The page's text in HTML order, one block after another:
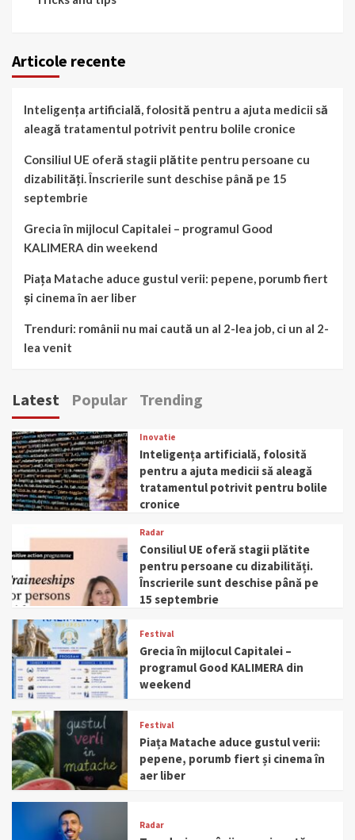
Articole recente
Inteligența artificială, folosită pentru a ajuta medicii să
aleagă tratamentul potrivit pentru bolile cronice
Consiliul UE oferă stagii plătite pentru persoane cu
dizabilități. Înscrierile sunt deschise până pe 15
septembrie
Grecia în mijlocul Capitalei – programul Good
KALIMERA din weekend
Piața Matache aduce gustul verii: pepene, porumb fiert
și cinema în aer liber
Trenduri: românii nu mai caută un al 2-lea job, ci un al 2-
lea venit
Latest Popular Trending
Inovatie
Inteligența artificială, folosită
pentru a ajuta medicii să aleagă
tratamentul potrivit pentru bolile
cronice
Radar
Consiliul UE oferă stagii plătite
pentru persoane cu dizabilități.
Înscrierile sunt deschise până pe
15 septembrie
Festival
Grecia în mijlocul Capitalei –
programul Good KALIMERA din
weekend
Festival
Piața Matache aduce gustul verii:
pepene, porumb fiert și cinema în
aer liber
Radar